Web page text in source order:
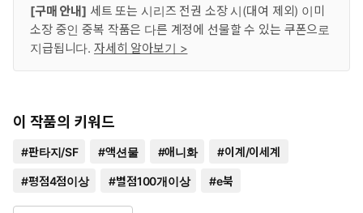
[구매 안내] 세트 또는 시리즈 전권 소장 시(대여 제외) 이미
소장 중인 중복 작품은 다른 계정에 선물할 수 있는 쿠폰으로
지급됩니다. 자세히 알아보기 >
이 작품의 키워드
#판타지/SF #액션물 #애니화 #이계/이세계
#평점4점이상 #별점100개이상 #e북